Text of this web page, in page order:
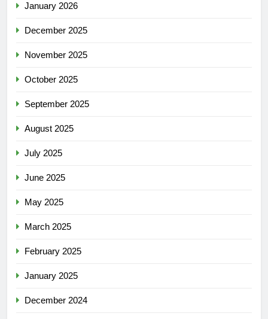
January 2026
December 2025
November 2025
October 2025
September 2025
August 2025
July 2025
June 2025
May 2025
March 2025
February 2025
January 2025
December 2024